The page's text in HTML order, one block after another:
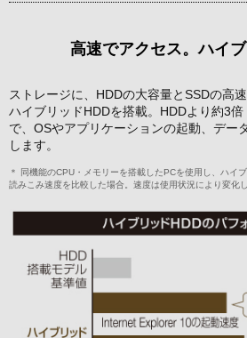
高速でアクセス。ハイ
ストレージに、HDDの大容量とSSDの高
ハイブリッドHDDを搭載。HDDより約3
で、OSやアプリケーションの起動、デー
します。
＊ 同機能のCPU・メモリーを搭載したPCを使用し、ハイ
読みこみ速度を比較した場合。速度は使用状況により変化